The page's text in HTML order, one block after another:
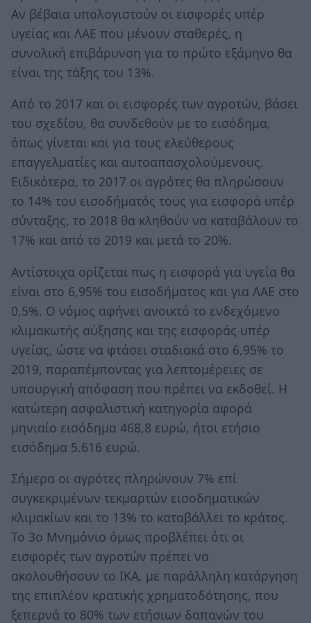
Αν βέβαια υπολογιστούν οι εισφορές υπέρ
υγείας και ΛΑΕ που μένουν σταθερές, η
συνολική επιβάρυνση για το πρώτο εξάμηνο θα
είναι της τάξης του 13%.
Από το 2017 και οι εισφορές των αγροτών, βάσει
του σχεδίου, θα συνδεθούν με το εισόδημα,
όπως γίνεται και για τους ελεύθερους
επαγγελματίες και αυτοαπασχολούμενους.
Ειδικότερα, το 2017 οι αγρότες θα πληρώσουν
το 14% του εισοδήματός τους για εισφορά υπέρ
σύνταξης, το 2018 θα κληθούν να καταβάλουν το
17% και από το 2019 και μετά το 20%.
Αντίστοιχα ορίζεται πως η εισφορά για υγεία θα
είναι στο 6,95% του εισοδήματος και για ΛΑΕ στο
0,5%. Ο νόμος αφήνει ανοικτό το ενδεχόμενο
κλιμακωτής αύξησης και της εισφοράς υπέρ
υγείας, ώστε να φτάσει σταδιακά στο 6,95% το
2019, παραπέμποντας για λεπτομέρειες σε
υπουργική απόφαση που πρέπει να εκδοθεί. Η
κατώτερη ασφαλιστική κατηγορία αφορά
μηνιαίο εισόδημα 468,8 ευρώ, ήτοι ετήσιο
εισόδημα 5.616 ευρώ.
Σήμερα οι αγρότες πληρώνουν 7% επί
συγκεκριμένων τεκμαρτών εισοδηματικών
κλιμακίων και το 13% το καταβάλλει το κράτος.
Το 3ο Μνημόνιο όμως προβλέπει ότι οι
εισφορές των αγροτών πρέπει να
ακολουθήσουν το ΙΚΑ, με παράλληλη κατάργηση
της επιπλέον κρατικής χρηματοδότησης, που
ξεπερνά το 80% των ετήσιων δαπανών του